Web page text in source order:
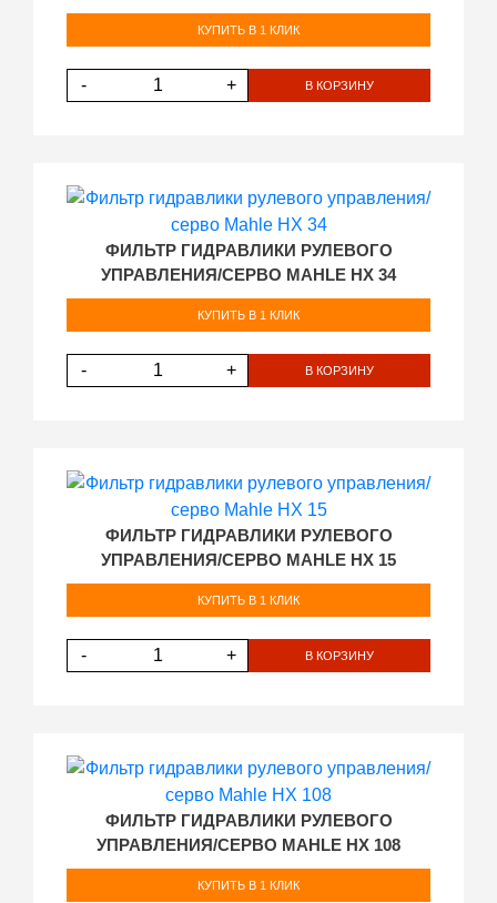
КУПИТЬ В 1 КЛИК
- + В КОРЗИНУ
ФИЛЬТР ГИДРАВЛИКИ РУЛЕВОГО
УПРАВЛЕНИЯ/СЕРВО MAHLE HX 34
КУПИТЬ В 1 КЛИК
- + В КОРЗИНУ
ФИЛЬТР ГИДРАВЛИКИ РУЛЕВОГО
УПРАВЛЕНИЯ/СЕРВО MAHLE HX 15
КУПИТЬ В 1 КЛИК
- + В КОРЗИНУ
ФИЛЬТР ГИДРАВЛИКИ РУЛЕВОГО
УПРАВЛЕНИЯ/СЕРВО MAHLE HX 108
КУПИТЬ В 1 КЛИК